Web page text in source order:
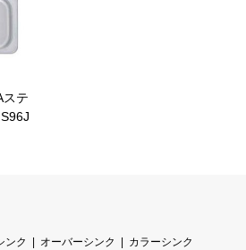
ステ
ンク オーバーシンク
カラーシンク